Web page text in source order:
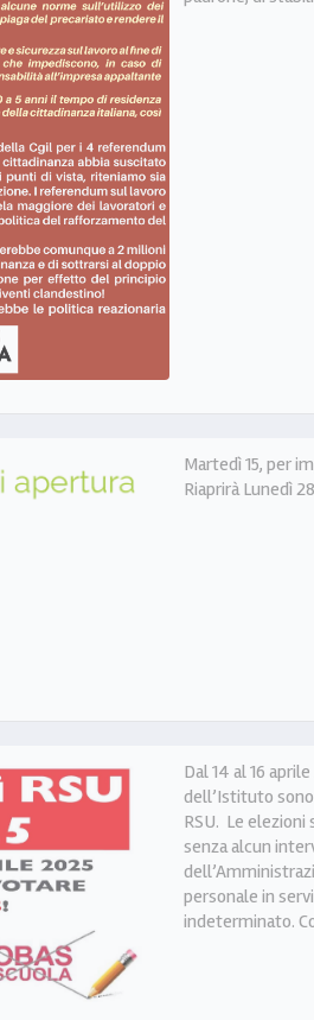
Martedì 15, per
Riaprirà Lunedì
Dal 14 al 16
dell’Istituto
RSU. Le
senza alcun
personale in
indeterminato.